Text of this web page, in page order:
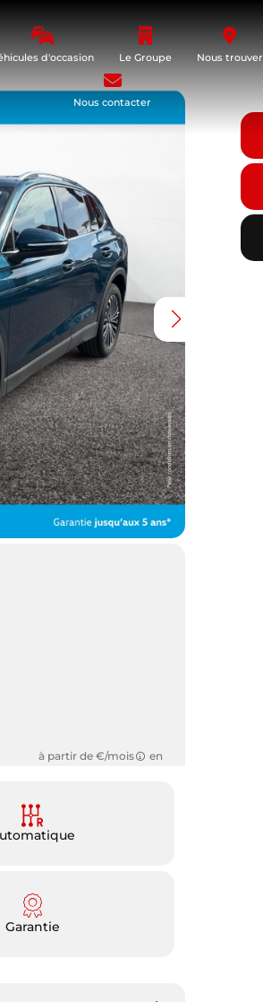
d'occasion Le Groupe Nous trouver
Nous contacter
à partir de €/mois en
Garantie